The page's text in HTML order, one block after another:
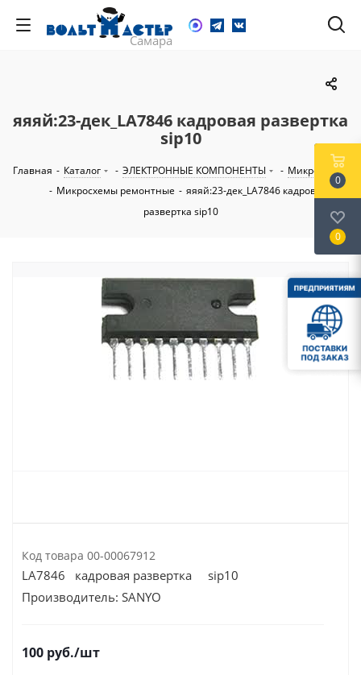
яяяй:23-дек_LA7846 кадровая развертка
sip10
Главная - Каталог - ЭЛЕКТРОННЫЕ КОМПОНЕНТЫ - Микросхемы
- Микросхемы ремонтные - яяяй:23-дек_LA7846 кадровая
развертка sip10
Код товара 00-00067912
LA7846 кадровая развертка sip10
Производитель: SANYO
100 руб./шт
0
0